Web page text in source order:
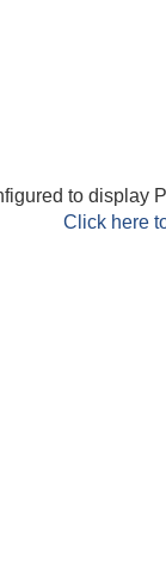
to display
Click here